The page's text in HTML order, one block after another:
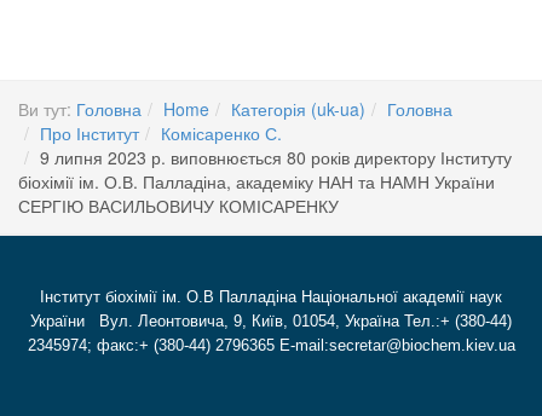
Ви тут: Головна Home Категорія (uk-ua)
Головна
Про Інститут
Комісаренко С.
9 липня 2023 р. виповнюється 80 років директору Інституту
біохімії ім. О.В. Палладіна, академіку НАН та НАМН України
СЕРГІЮ ВАСИЛЬОВИЧУ КОМІСАРЕНКУ
Інститут біохімії ім. О.В Палладіна Національної академії наук
України Вул. Леонтовича, 9, Київ, 01054, Україна Тел.:+ (380-44)
2345974; факс:+ (380-44) 2796365 E-mail:secretar@biochem.kiev.ua